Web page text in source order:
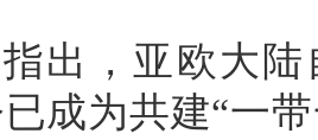
出，亚欧大
成为共建“一